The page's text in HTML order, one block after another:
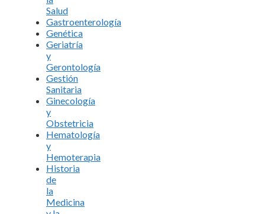
Salud
Gastroenterología
Genética
Geriatría
y
Gerontología
Gestión
Sanitaria
Ginecología
y
Obstetricia
Hematología
y
Hemoterapia
Historia
de
la
Medicina